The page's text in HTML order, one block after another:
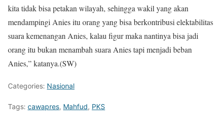
kita tidak bisa petakan wilayah, sehingga wakil yang akan
mendampingi Anies itu orang yang bisa berkontribusi elektabilitas
suara kemenangan Anies, kalau figur maka nantinya bisa jadi
orang itu bukan menambah suara Anies tapi menjadi beban
Anies,” katanya.(SW)
Categories: Nasional
Tags: cawapres, Mahfud, PKS